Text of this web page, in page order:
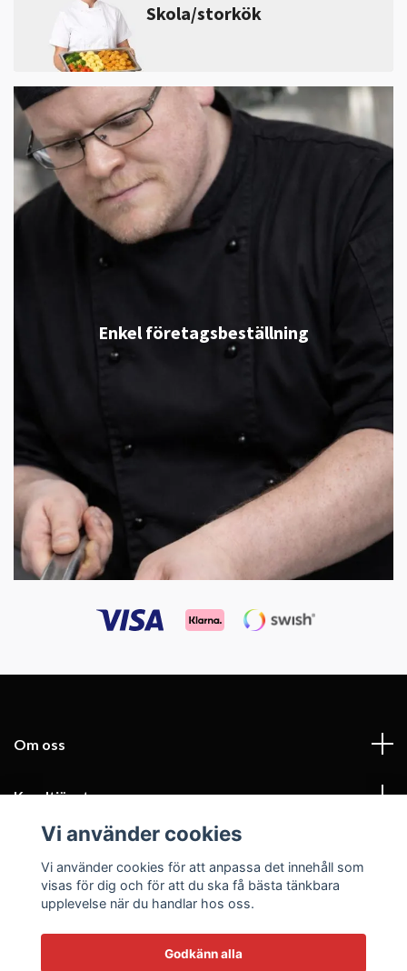
Skola/storkök
Enkel företagsbeställning
Om oss
Kundtjänst
Fotmeny
Sociala medier
Vi använder cookies
Vi använder cookies för att anpassa det innehåll som
visas för dig och för att du ska få bästa tänkbara
upplevelse när du handlar hos oss.
Godkänn alla